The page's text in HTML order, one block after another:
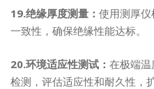
19.绝缘厚度测量： 使用测厚
一致性，确保绝缘性能达标。
20.环境适应性测试： 在极端
检测，评估适应性和耐久性，